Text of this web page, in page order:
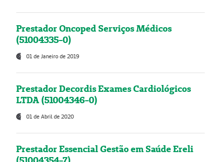
Prestador Oncoped Serviços Médicos
(51004335-0)
01 de Janeiro de 2019
Prestador Decordis Exames Cardiológicos
LTDA (51004346-0)
01 de Abril de 2020
Prestador Essencial Gestão em Saúde Ereli